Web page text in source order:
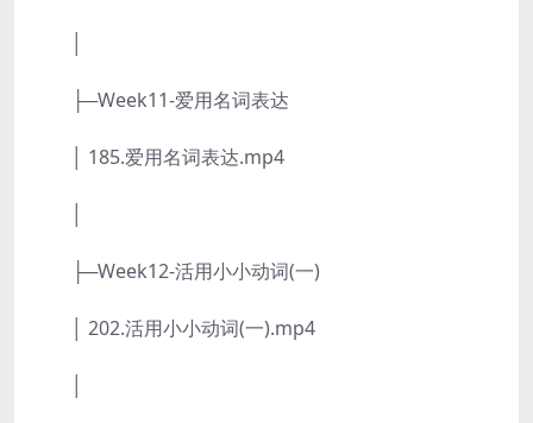
├─Week11-爱用名词表达
│ 185.爱用名词表达.mp4
├─Week12-活用小小动词(一)
│ 202.活用小小动词(一).mp4